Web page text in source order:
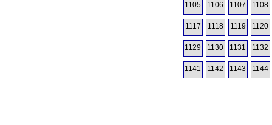
1105 1106 1107 1108
1117 1118 1119 1120
1129 1130 1131 1132
1141 1142 1143 1144